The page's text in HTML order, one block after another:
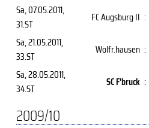
Sa, 07.05.2011,
31.ST
FC Augsburg II :
Sa, 21.05.2011,
33.ST
Wolfr.hausen :
Sa, 28.05.2011,
34.ST
SC F'bruck :
2009/10